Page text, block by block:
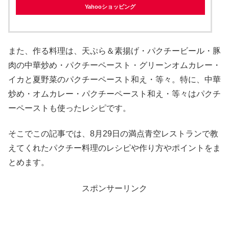
Yahooショッピング
また、作る料理は、天ぷら＆素揚げ・パクチービール・豚
肉の中華炒め・パクチーペースト・グリーンオムカレー・
イカと夏野菜のパクチーペースト和え・等々。特に、中華
炒め・オムカレー・パクチーペースト和え・等々はパクチ
ーペーストも使ったレシピです。
そこでこの記事では、8月29日の満点青空レストランで教
えてくれたパクチー料理のレシピや作り方やポイントをま
とめます。
スポンサーリンク